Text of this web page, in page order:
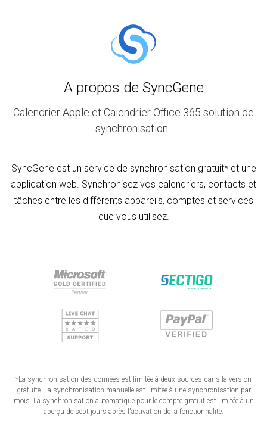
A propos de SyncGene
Calendrier Apple et Calendrier Office 365 solution de
synchronisation .
SyncGene est un service de synchronisation gratuit* et une
application web. Synchronisez vos calendriers, contacts et
tâches entre les différents appareils, comptes et services
que vous utilisez.
*La synchronisation des données est limitée à deux sources dans la version
gratuite. La synchronisation manuelle est limitée à une synchronisation par
mois. La synchronisation automatique pour le compte gratuit est limitée à un
aperçu de sept jours après l'activation de la fonctionnalité.